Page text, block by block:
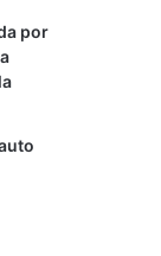
por